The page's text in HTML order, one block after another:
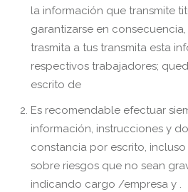
la información que transmite
garantizarse en
trasmita a tus transmita esta
respectivos trabajadores;
escrito de
Es recomendable efectuar
información, instrucciones y
constancia por escrito,
sobre riesgos que no sean
indicando cargo /empresa y .